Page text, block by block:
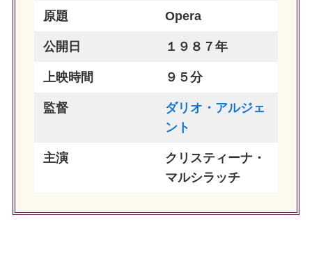
原題 Opera
公開日 １９８７年
上映時間 ９５分
監督
ダリオ・アルジェ
ント
主演
クリスティーナ・
マルシラッチ